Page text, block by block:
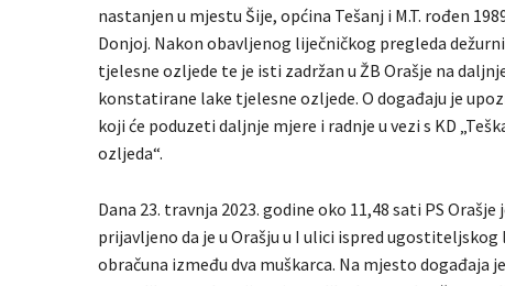
nastanjen u mjestu Šije, općina Tešanj i M.T. rođen
Donjoj. Nakon obavljenog liječničkog pregleda
tjelesne ozljede te je isti zadržan u ŽB Orašje na
konstatirane lake tjelesne ozljede. O događaju je
koji će poduzeti daljnje mjere i radnje u vezi s KD
ozljeda“.
Dana 23. travnja 2023. godine oko 11,48 sati PS
prijavljeno da je u Orašju u I ulici ispred
obračuna između dva muškarca. Na mjesto događaja